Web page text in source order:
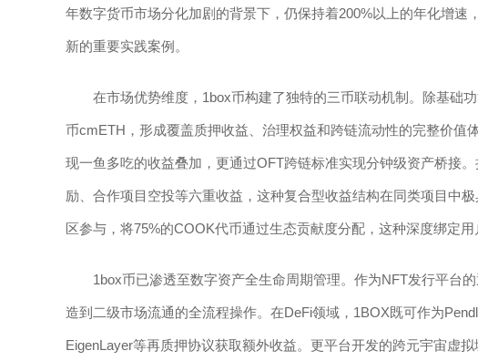
年数字货币市场分化加剧的背景下，仍保持着200%以上的年化增速
新的重要实践案例。
在市场优势维度，1box币构建了独特的三币联动机制。除基础
币cmETH，形成覆盖质押收益、治理权益和跨链流动性的完整价值
现一鱼多吃的收益叠加，更通过OFT跨链标准实现分钟级资产桥接
励、合作项目空投等六重收益，这种复合型收益结构在同类项目中
区参与，将75%的COOK代币通过生态贡献度分配，这种深度绑定
1box币已渗透至数字资产全生命周期管理。作为NFT发行平台
造到二级市场流通的全流程操作。在DeFi领域，1BOX既可作为
EigenLayer等再质押协议获取额外收益。更平台开发的跨元宇宙虚